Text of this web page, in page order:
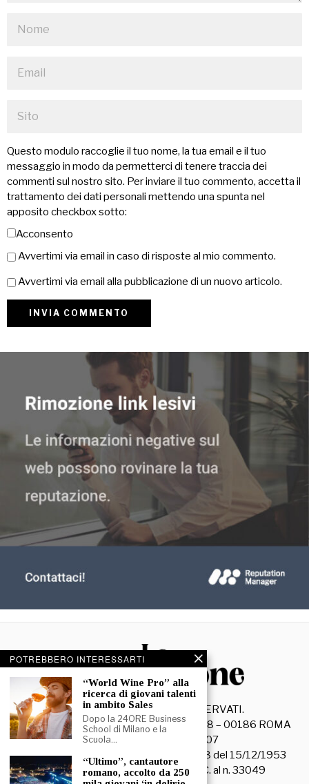
Questo modulo raccoglie il tuo nome, la tua email e il tuo
messaggio in modo da permetterci di tenere traccia dei
commenti sul nostro sito. Per inviare il tuo commento, accetta il
trattamento dei dati personali mettendo una spunta nel
apposito checkbox sotto:
Acconsento
Avvertimi via email in caso di risposte al mio commento.
Avvertimi via email alla pubblicazione di un nuovo articolo.
© 2026- TUTTI I DIRITTI RISERVATI.
La Discussione S.r.l. – Piazza Capranica, 78 – 00186 ROMA
C.F. e P. IVA 15045971007
Registrazione Tribunale di Roma n. 3628 del 15/12/1953
La società editrice è iscritta al R.O.C. al n. 33049
POTREBBERO INTERESSARTI
“World Wine Pro” alla
ricerca di giovani talenti
in ambito Sales
Dopo la 24ORE Business
School di Milano e la
Scuola…
“Ultimo”, cantautore
romano, accolto da 250